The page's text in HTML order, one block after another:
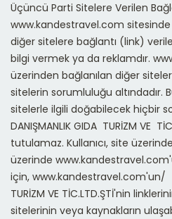
Üçüncü Parti Sitelere Verilen
www.kandestravel.com
diğer sitelere bağlantı (link)
bilgi vermek ya da reklamdır.
üzerinden bağlanılan diğer
sitelerin sorumluluğu altındadır.
sitelerle ilgili doğabilecek hiçbir
DANIŞMANLIK GIDA TURİZM VE
tutulamaz. Kullanıcı, site
üzerinde
için, www.kandestravel.com'un/
TURİZM VE TİC.LTD.ŞTİ'nin
sitelerinin veya kaynakların